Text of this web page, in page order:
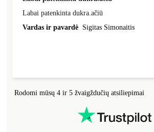
Labai patenkinta dukra.ačiū
Vardas ir pavardė Sigitas Simonaitis
Rodomi mūsų 4 ir 5 žvaigždučių atsiliepimai